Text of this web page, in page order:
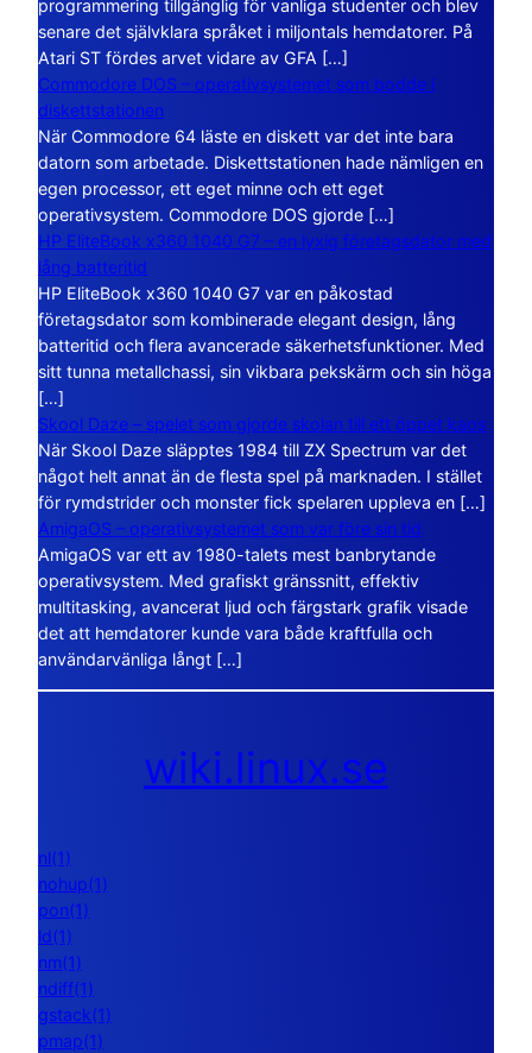
programmering tillgänglig för vanliga studenter och blev
senare det självklara språket i miljontals hemdatorer. På
Atari ST fördes arvet vidare av GFA […]
Commodore DOS – operativsystemet som bodde i
diskettstationen
När Commodore 64 läste en diskett var det inte bara
datorn som arbetade. Diskettstationen hade nämligen en
egen processor, ett eget minne och ett eget
operativsystem. Commodore DOS gjorde […]
HP EliteBook x360 1040 G7 – en lyxig företagsdator med
lång batteritid
HP EliteBook x360 1040 G7 var en påkostad
företagsdator som kombinerade elegant design, lång
batteritid och flera avancerade säkerhetsfunktioner. Med
sitt tunna metallchassi, sin vikbara pekskärm och sin höga
[…]
Skool Daze – spelet som gjorde skolan till ett öppet kaos
När Skool Daze släpptes 1984 till ZX Spectrum var det
något helt annat än de flesta spel på marknaden. I stället
för rymdstrider och monster fick spelaren uppleva en […]
AmigaOS – operativsystemet som var före sin tid
AmigaOS var ett av 1980-talets mest banbrytande
operativsystem. Med grafiskt gränssnitt, effektiv
multitasking, avancerat ljud och färgstark grafik visade
det att hemdatorer kunde vara både kraftfulla och
användarvänliga långt […]
wiki.linux.se
nl(1)
nohup(1)
pon(1)
ld(1)
nm(1)
ndiff(1)
gstack(1)
pmap(1)